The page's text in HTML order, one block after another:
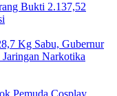
Bukti 2.137,52
Kg Sabu, Gubernur
Narkotika